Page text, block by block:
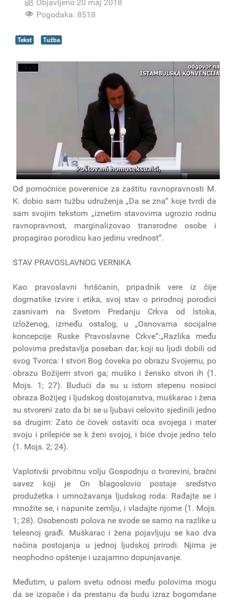
Objavljeno 20 maj 2018
Pogodaka: 8518
Tekst Tužba
Od pomoćnice poverenice za zaštitu ravnopravnosti M.
K. dobio sam tužbu udruženja „Da se zna“ koje tvrdi da
sam svojim tekstom „iznetim stavovima ugrozio rodnu
ravnopravnost, marginalizovao transrodne osobe i
propagirao porodicu kao jedinu vrednost“.
STAV PRAVOSLAVNOG VERNIKA
Kao pravoslavni hrišćanin, pripadnik vere iz čije
dogmatike izvire i etika, svoj stav o prirodnoj porodici
zasnivam na Svetom Predanju Crkva od Istoka,
izloženog, između ostalog, u „Osnovama socijalne
koncepcije Ruske Pravoslavne Crkve“:„Razlika među
polovima predstavlja poseban dar, koji su ljudi dobili od
svog Tvorca: I stvori Bog čoveka po obrazu Svojemu, po
obrazu Božijem stvori ga; muško i žensko stvori ih (1.
Mojs. 1; 27). Budući da su u istom stepenu nosioci
obraza Božijeg i ljudskog dostojanstva, muškarac i žena
su stvoreni zato da bi se u ljubavi celovito sjedinili jedno
sa drugim: Zato će čovek ostaviti oca svojega i mater
svoju i prilepiće se k ženi svojoj, i biće dvoje jedno telo
(1. Mojs. 2; 24).
Vaplotivši prvobitnu volju Gospodnju o tvorevini, bračni
savez koji je On blagoslovio postaje sredstvo
produžetka i umnožavanja ljudskog roda: Rađajte se i
množite se, i napunite zemlju, i vladajte njome (1. Mojs.
1; 28). Osobenosti polova ne svode se samo na razlike u
telesnoj građi. Muškarac i žena pojavljuju se kao dva
načina postojanja u jednoj ljudskoj prirodi. Njima je
neophodno opštenje i uzajamno dopunjavanje.
Međutim, u palom svetu odnosi među polovima mogu
da se izopače i da prestanu da budu izraz bogomdane